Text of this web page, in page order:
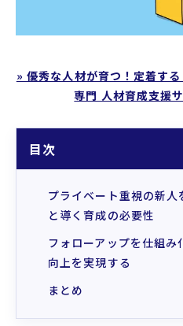
» 優秀な人材が育つ！定着す
専門 人材育成支援
目次
プライベート重視の新
と導く育成の必要性
フォローアップを仕組
向上を実現する
まとめ